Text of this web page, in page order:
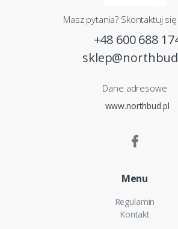
Masz pytania? Skontaktuj
+48 600 688
Dane adresowe
www.northbud.pl
Menu
Regulamin
Kontakt